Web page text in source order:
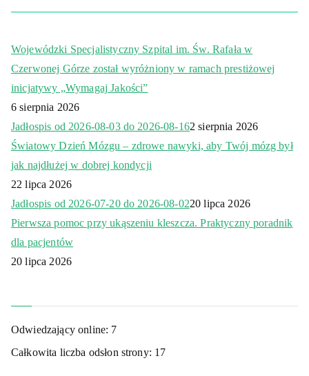
Wojewódzki Specjalistyczny Szpital im. Św. Rafała w
Czerwonej Górze został wyróżniony w ramach prestiżowej
inicjatywy „Wymagaj Jakości”
6 sierpnia 2026
Jadłospis od 2026-08-03 do 2026-08-162 sierpnia 2026
Światowy Dzień Mózgu – zdrowe nawyki, aby Twój mózg był
jak najdłużej w dobrej kondycji
22 lipca 2026
Jadłospis od 2026-07-20 do 2026-08-0220 lipca 2026
Pierwsza pomoc przy ukąszeniu kleszcza. Praktyczny poradnik
dla pacjentów
20 lipca 2026
Odwiedzający online: 7
Całkowita liczba odsłon strony: 17